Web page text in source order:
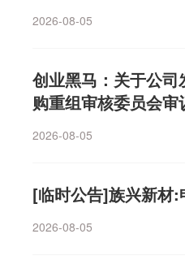
2026-08-05
创业黑马：关于公
购重组审核委员会
2026-08-05
[临时公告]族兴新材
2026-08-05